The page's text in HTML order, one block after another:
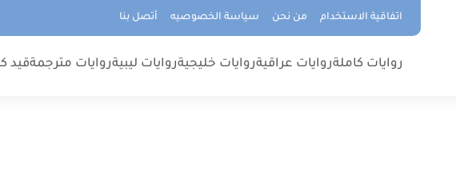
اتفاقية الاستخدام من نحن سياسة الخصوصيه أتصل بنا
روايات كاملةروايات عراقيةروايات خليجيةروايات ليبيةروايات مترجمةقيد